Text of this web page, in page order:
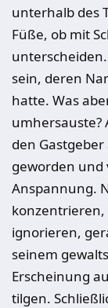
unterhalb des
Füße, ob mit
sein, deren
hatte. Was
umhersauste?
den
geworden
Anspannung.
konzentrieren,
ignorieren,
seinem
Erscheinung
tilgen.